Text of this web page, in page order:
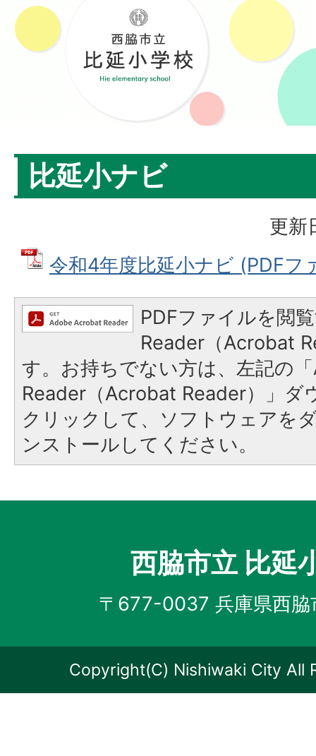
比延小ナビ
更新
令和4年度比延小ナビ (PDFフ
PDFファイルを閲
Reader（Acrobat
す。お持ちでない方は、左記の
Reader（Acrobat Reader）」ダ
クリックして、ソフトウェアを
ンストールしてください。
西脇市立 比延
〒677-0037 兵庫県西脇
Copyright(C) Nishiwaki City All